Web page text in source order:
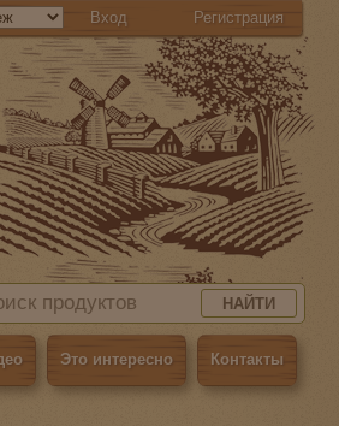
Это интересно Контакты
Вход Регистрация
НАЙТИ